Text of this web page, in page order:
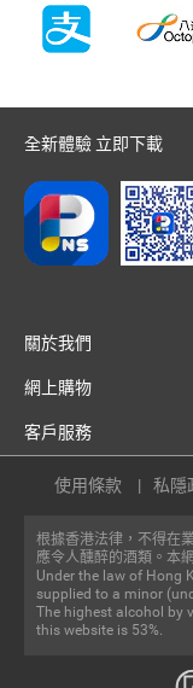
全新體驗 立即下載
關於我們
網上購物
客戶服務
根據香港法律，不得在
應令人醺醉的酒類。本
Under the law of Hong
supplied to a minor
The highest alcohol by
this website is 53%.
使用條款 私隱